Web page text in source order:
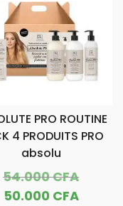
PRO ROUTINE
4 PRODUITS PRO
absolu
54.000CFALe
prix
50.000 CFALe